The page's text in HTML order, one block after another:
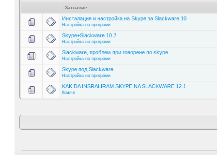
Заглавие
Инсталация и настройка на Skype за Slackware 10
Настройка на програми
Skype+Slackware 10.2
Настройка на програми
Slackware, проблем при говорене по skype
Настройка на програми
Skype под Slackware
Настройка на програми
KAK DA INSRALIRAM SKYPE NA SLACKWARE 12.1
Кошче